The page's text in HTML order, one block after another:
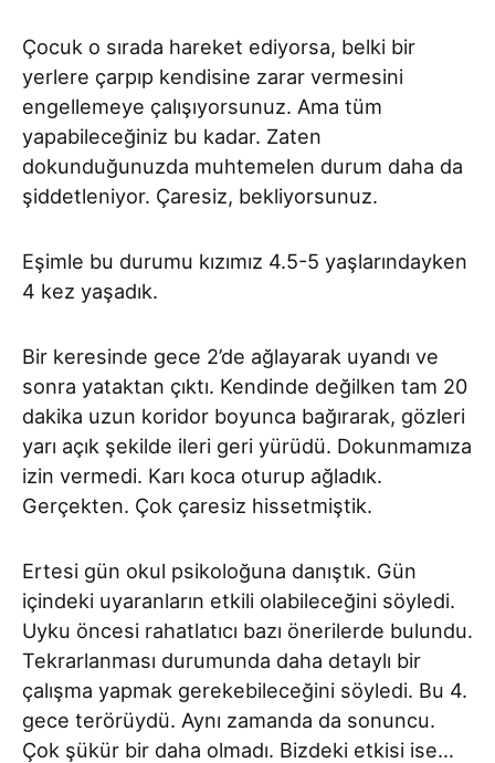
Çocuk o sırada hareket ediyorsa, belki bir
yerlere çarpıp kendisine zarar vermesini
engellemeye çalışıyorsunuz. Ama tüm
yapabileceğiniz bu kadar. Zaten
dokunduğunuzda muhtemelen durum daha da
şiddetleniyor. Çaresiz, bekliyorsunuz.
Eşimle bu durumu kızımız 4.5-5 yaşlarındayken
4 kez yaşadık.
Bir keresinde gece 2’de ağlayarak uyandı ve
sonra yataktan çıktı. Kendinde değilken tam 20
dakika uzun koridor boyunca bağırarak, gözleri
yarı açık şekilde ileri geri yürüdü. Dokunmamıza
izin vermedi. Karı koca oturup ağladık.
Gerçekten. Çok çaresiz hissetmiştik.
Ertesi gün okul psikoloğuna danıştık. Gün
içindeki uyaranların etkili olabileceğini söyledi.
Uyku öncesi rahatlatıcı bazı önerilerde bulundu.
Tekrarlanması durumunda daha detaylı bir
çalışma yapmak gerekebileceğini söyledi. Bu 4.
gece terörüydü. Aynı zamanda da sonuncu.
Çok şükür bir daha olmadı. Bizdeki etkisi ise…